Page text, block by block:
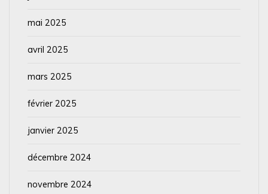
mai 2025
avril 2025
mars 2025
février 2025
janvier 2025
décembre 2024
novembre 2024